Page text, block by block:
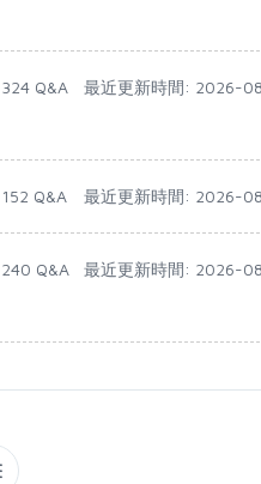
324 Q&A 最近更新時間: 2026-
152 Q&A 最近更新時間: 2026-
240 Q&A 最近更新時間: 2026-